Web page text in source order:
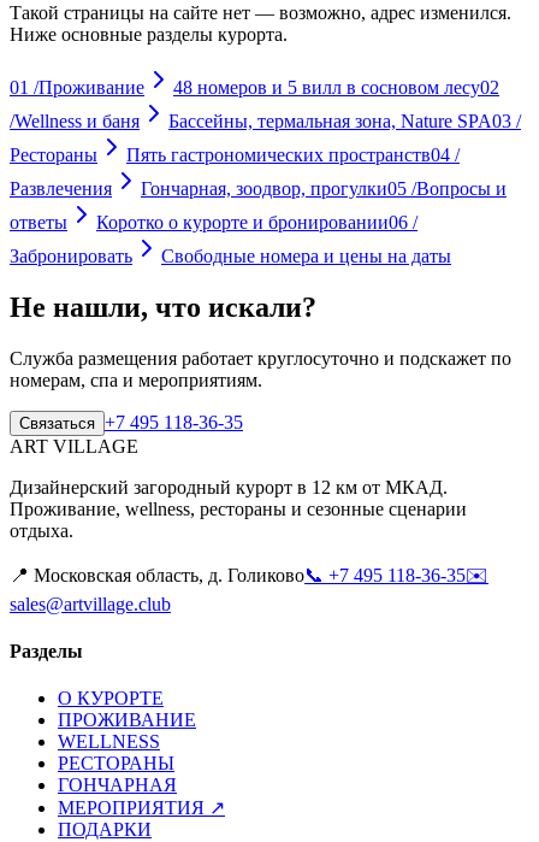
Такой страницы на сайте нет — возможно, адрес изменился.
Ниже основные разделы курорта.
01 /Проживание 48 номеров и 5 вилл в сосновом лесу02
/Wellness и баня Бассейны, термальная зона, Nature SPA03 /
Рестораны
Пять гастрономических пространств04 /
Развлечения
Гончарная, зоодвор, прогулки05 /Вопросы и
ответы
Коротко о курорте и бронировании06 /
Забронировать
Свободные номера и цены на даты
Не нашли, что искали?
Служба размещения работает круглосуточно и подскажет по
номерам, спа и мероприятиям.
Связаться +7 495 118-36-35
ART VILLAGE
Дизайнерский загородный курорт в 12 км от МКАД.
Проживание, wellness, рестораны и сезонные сценарии
отдыха.
📍 Московская область, д. Голиково📞 +7 495 118-36-35✉️
sales@artvillage.club
Разделы
О КУРОРТЕ
ПРОЖИВАНИЕ
WELLNESS
РЕСТОРАНЫ
ГОНЧАРНАЯ
МЕРОПРИЯТИЯ ↗
ПОДАРКИ